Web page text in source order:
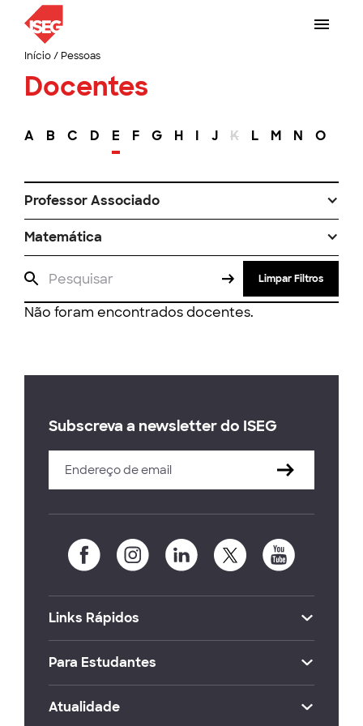
Início/ Pessoas
Docentes
A B C D E F G H I J K L M N O
Professor Associado
Matemática
Limpar Filtros
Não foram encontrados docentes.
Subscreva a newsletter do ISEG
Links Rápidos
Para Estudantes
Atualidade